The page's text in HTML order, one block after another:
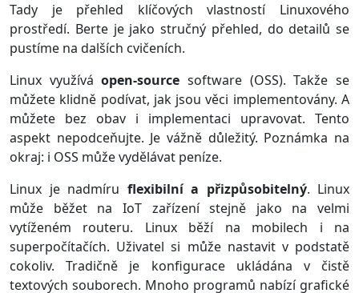
Tady je přehled klíčových vlastností Linuxového
prostředí. Berte je jako stručný přehled, do detailů se
pustíme na dalších cvičeních.
Linux využíváopen-source software (OSS). Takže se
můžete klidně podívat, jak jsou věci implementovány. A
můžete bez obav i implementaci upravovat. Tento
aspekt nepodceňujte. Je vážně důležitý. Poznámka na
okraj: i OSS může vydělávat peníze.
Linux je nadmíru flexibilní a přizpůsobitelný. Linux
může běžet na IoT zařízení stejně jako na velmi
vytíženém routeru. Linux běží na mobilech i na
superpočítačích. Uživatel si může nastavit v podstatě
cokoliv. Tradičně je konfigurace ukládána v čistě
textových souborech. Mnoho programů nabízí grafické